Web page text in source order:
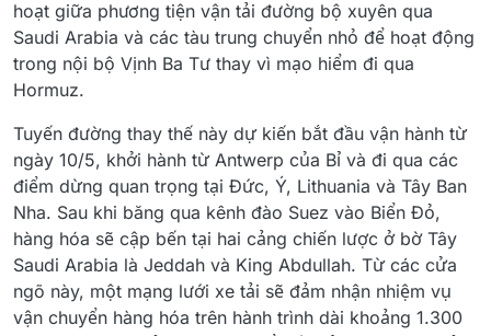
hoạt giữa phương tiện vận tải đường bộ xuyên qua
Saudi Arabia và các tàu trung chuyển nhỏ để hoạt động
trong nội bộ Vịnh Ba Tư thay vì mạo hiểm đi qua
Hormuz.
Tuyến đường thay thế này dự kiến bắt đầu vận hành từ
ngày 10/5, khởi hành từ Antwerp của Bỉ và đi qua các
điểm dừng quan trọng tại Đức, Ý, Lithuania và Tây Ban
Nha. Sau khi băng qua kênh đào Suez vào Biển Đỏ,
hàng hóa sẽ cập bến tại hai cảng chiến lược ở bờ Tây
Saudi Arabia là Jeddah và King Abdullah. Từ các cửa
ngõ này, một mạng lưới xe tải sẽ đảm nhận nhiệm vụ
vận chuyển hàng hóa trên hành trình dài khoảng 1.300